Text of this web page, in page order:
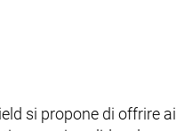
si propone di offrire ai